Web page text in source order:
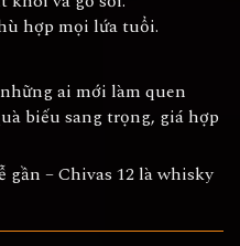
hợp mọi lứa tuổi.
ai mới làm quen
biếu sang trọng, giá hợp
– Chivas 12 là whisky